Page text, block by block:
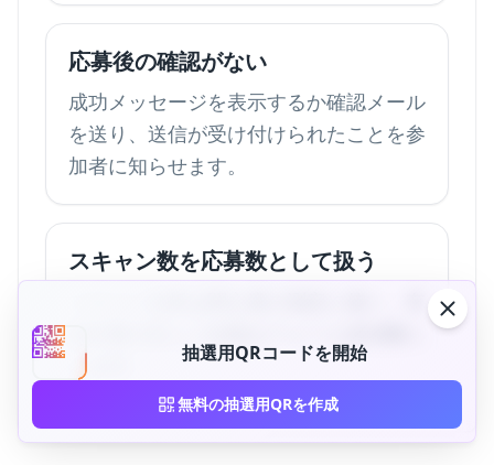
応募後の確認がない
成功メッセージを表示するか確認メール
を送り、送信が受け付けられたことを参
加者に知らせます。
スキャン数を応募数として扱う
します。
抽選用QRコードを開始
無料の抽選用QRを作成